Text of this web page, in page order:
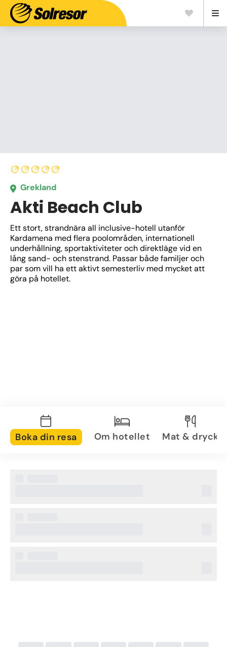
Grekland
Akti Beach Club
Ett stort, strandnära all inclusive-hotell utanför
Kardamena med flera poolområden, internationell
underhållning, sportaktiviteter och direktläge vid en
lång sand- och stenstrand. Passar både familjer och
par som vill ha ett aktivt semesterliv med mycket att
göra på hotellet.
Boka din resa Om hotellet Mat & dryck